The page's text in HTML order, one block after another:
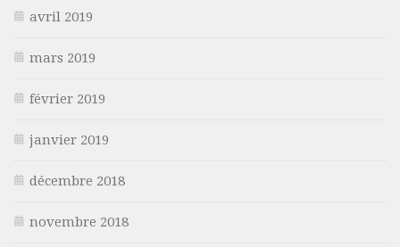
avril 2019
mars 2019
février 2019
janvier 2019
décembre 2018
novembre 2018